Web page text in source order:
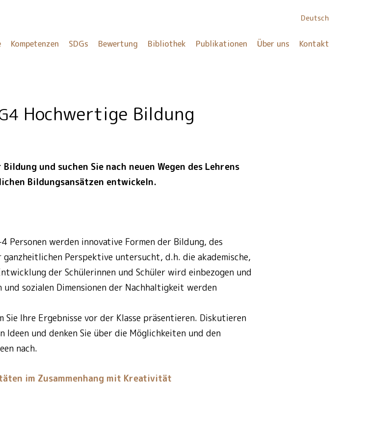
Deutsch
Kompetenzen SDGs Bewertung Bibliothek Publikationen Über uns Kontakt
Hochwertige Bildung
und suchen Sie nach neuen Wegen des Lehrens
Bildungsansätzen entwickeln.
Personen werden innovative Formen der Bildung, des
ganzheitlichen Perspektive untersucht, d.h. die akademische,
der Schülerinnen und Schüler wird einbezogen und
sozialen Dimensionen der Nachhaltigkeit werden
Sie Ihre Ergebnisse vor der Klasse präsentieren. Diskutieren
Ideen und denken Sie über die Möglichkeiten und den
nach.
im Zusammenhang mit Kreativität